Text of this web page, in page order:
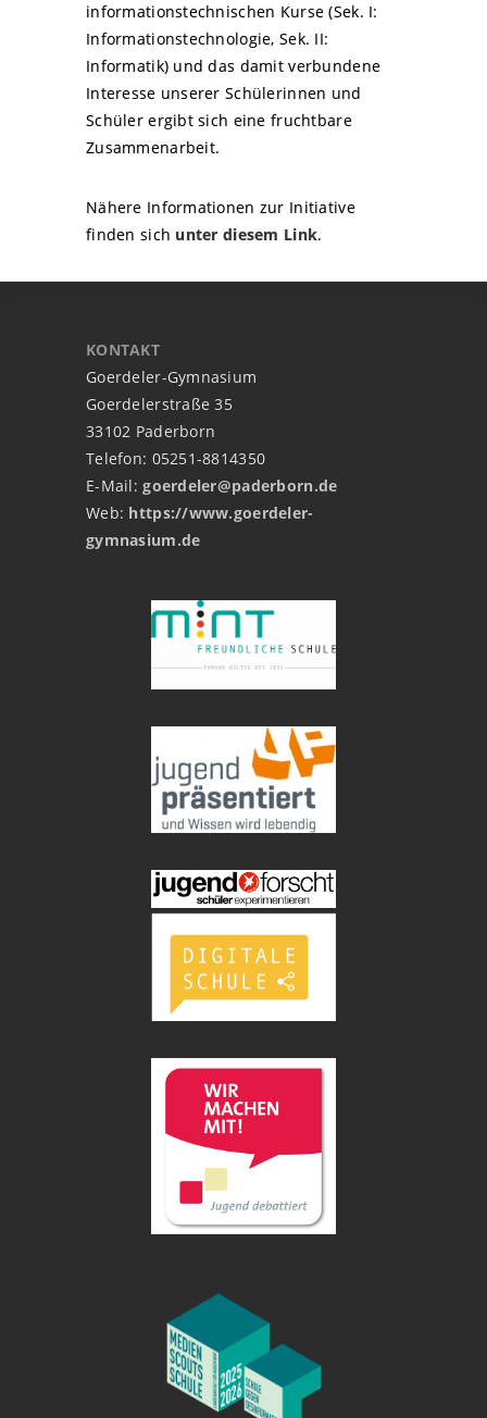
informationstechnischen Kurse (Sek. I:
Informationstechnologie, Sek. II:
Informatik) und das damit verbundene
Interesse unserer Schülerinnen und
Schüler ergibt sich eine fruchtbare
Zusammenarbeit.
Nähere Informationen zur Initiative
finden sich unter diesem Link.
KONTAKT
Goerdeler-Gymnasium
Goerdelerstraße 35
33102 Paderborn
Telefon: 05251-8814350
E-Mail:goerdeler@paderborn.de
Web: https://www.goerdeler-
gymnasium.de